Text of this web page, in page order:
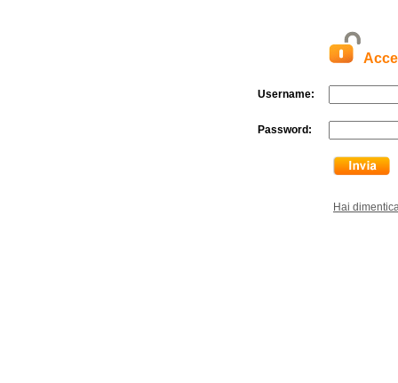
Username:
Password:
Hai